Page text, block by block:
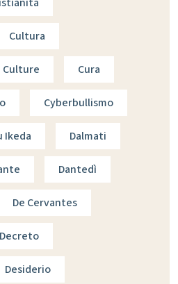
Cultura
Culture Cura
Cyberbullismo
Ikeda Dalmati
Dantedì
De Cervantes
Decreto
Desiderio